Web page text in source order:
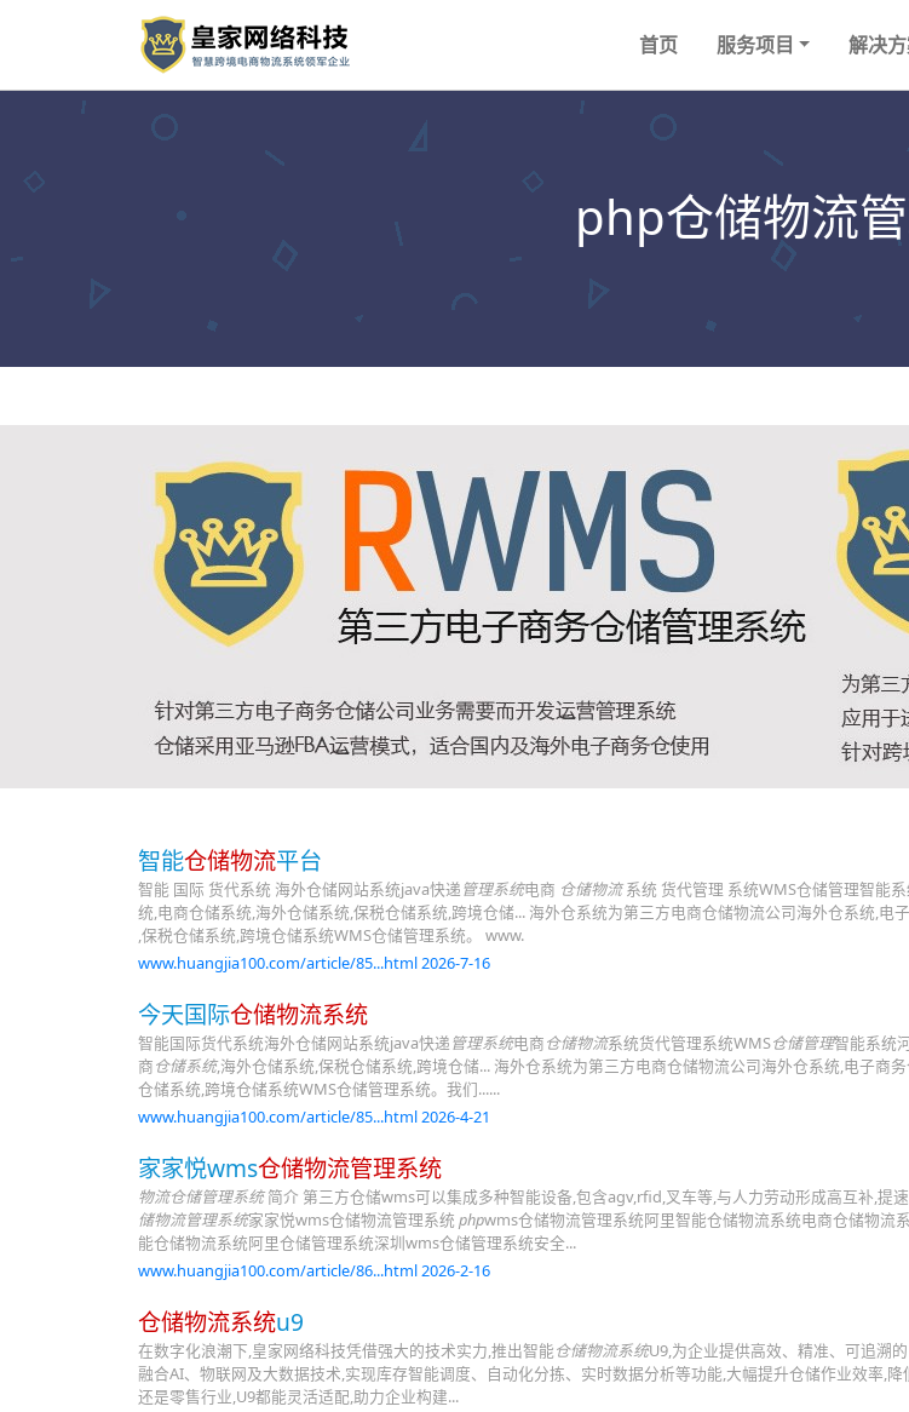
首页 服务项目 解决
php仓储物流
智能仓储物流平台
智能 国际 货代系统 海外仓储网站系统java快递管理系统电商 仓储物流系统 货代管理 系统WMS仓储管理智能
统,电商仓储系统,海外仓储系统,保税仓储系统,跨境仓储... 海外仓系统为第三方电商仓储物流公司海外仓系统,电
,保税仓储系统,跨境仓储系统WMS仓储管理系统。 www.
www.huangjia100.com/article/85...html 2026-7-16
今天国际仓储物流系统
智能国际货代系统海外仓储网站系统java快递管理系统电商仓储物流系统货代管理系统WMS仓储管理智能系统
商仓储系统,海外仓储系统,保税仓储系统,跨境仓储... 海外仓系统为第三方电商仓储物流公司海外仓系统,电子商
仓储系统,跨境仓储系统WMS仓储管理系统。我们......
www.huangjia100.com/article/85...html 2026-4-21
家家悦wms仓储物流管理系统
物流仓储管理系统简介 第三方仓储wms可以集成多种智能设备,包含agv,rfid,叉车等,与人力劳动形成高互补,提
储物流管理系统家家悦wms仓储物流管理系统 phpwms仓储物流管理系统阿里智能仓储物流系统电商仓储物流
能仓储物流系统阿里仓储管理系统深圳wms仓储管理系统安全...
www.huangjia100.com/article/86...html 2026-2-16
仓储物流系统u9
在数字化浪潮下,皇家网络科技凭借强大的技术实力,推出智能仓储物流系统U9,为企业提供高效、精准、可追溯的
融合AI、物联网及大数据技术,实现库存智能调度、自动化分拣、实时数据分析等功能,大幅提升仓储作业效率,
还是零售行业,U9都能灵活适配,助力企业构建...